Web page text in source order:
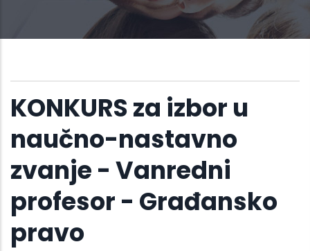
KONKURS za izbor u
naučno-nastavno
zvanje - Vanredni
profesor - Građansko
pravo